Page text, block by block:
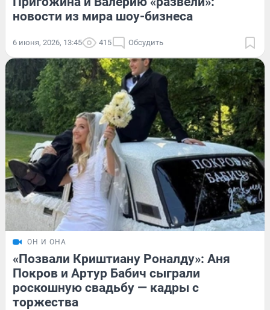
новости из мира шоу-бизнеса
6 июня, 2026, 13:45 415 Обсудить
ОН И ОНА
«Позвали Криштиану Роналду»: Аня
Покров и Артур Бабич сыграли
роскошную свадьбу — кадры с
торжества